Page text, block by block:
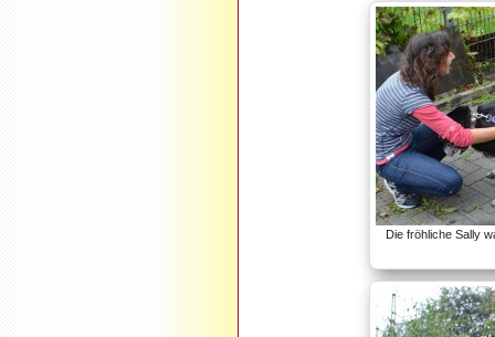
Die fröhliche Sally